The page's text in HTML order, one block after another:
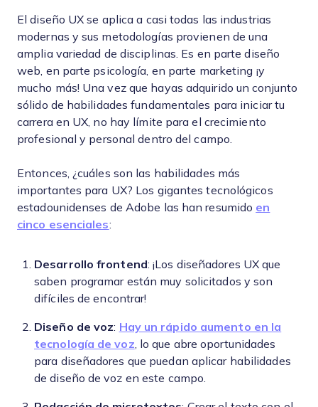
El diseño UX se aplica a casi todas las industrias
modernas y sus metodologías provienen de una
amplia variedad de disciplinas. Es en parte diseño
web, en parte psicología, en parte marketing ¡y
mucho más! Una vez que hayas adquirido un conjunto
sólido de habilidades fundamentales para iniciar tu
carrera en UX, no hay límite para el crecimiento
profesional y personal dentro del campo.
Entonces, ¿cuáles son las habilidades más
importantes para UX? Los gigantes tecnológicos
estadounidenses de Adobe las han resumido en
cinco esenciales:
Desarrollo frontend: ¡Los diseñadores UX que
saben programar están muy solicitados y son
difíciles de encontrar!
Diseño de voz: Hay un rápido aumento en la
tecnología de voz , lo que abre oportunidades
para diseñadores que puedan aplicar habilidades
de diseño de voz en este campo.